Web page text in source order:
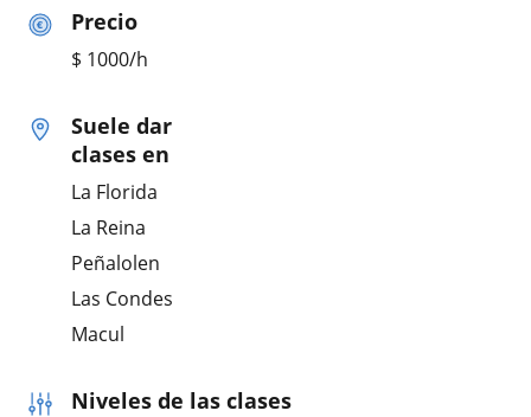
Precio
$ 1000/h
Suele dar
clases en
La Florida
La Reina
Peñalolen
Las Condes
Macul
Niveles de las clases